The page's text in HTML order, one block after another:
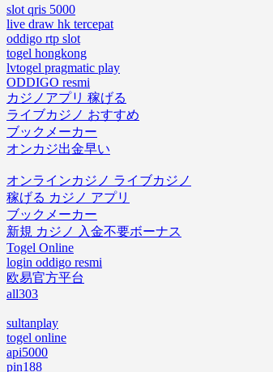
slot qris 5000
live draw hk tercepat
oddigo rtp slot
togel hongkong
lvtogel pragmatic play
ODDIGO resmi
カジノアプリ 稼げる
ライブカジノ おすすめ
ブックメーカー
オンカジ出金早い
オンラインカジノ ライブカジノ
稼げる カジノ アプリ
ブックメーカー
新規 カジノ 入金不要ボーナス
Togel Online
login oddigo resmi
欧易官方平台
all303
sultanplay
togel online
api5000
pin188